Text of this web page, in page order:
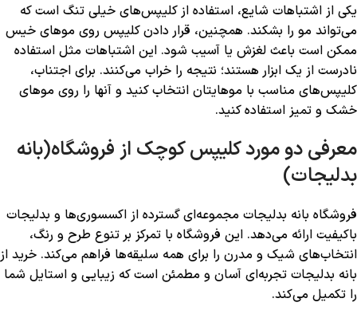
یکی از اشتباهات شایع، استفاده از کلیپس‌های خیلی تنگ است که
می‌تواند مو را بشکند. همچنین، قرار دادن کلیپس روی موهای خیس
ممکن است باعث لغزش یا آسیب شود. این اشتباهات مثل استفاده
نادرست از یک ابزار هستند؛ نتیجه را خراب می‌کنند. برای اجتناب،
کلیپس‌های مناسب با موهایتان انتخاب کنید و آنها را روی موهای
خشک و تمیز استفاده کنید.
معرفی دو مورد کلیپس کوچک از فروشگاه(بانه
بدلیجات)
فروشگاه بانه بدلیجات مجموعه‌ای گسترده از اکسسوری‌ها و بدلیجات
باکیفیت ارائه می‌دهد. این فروشگاه با تمرکز بر تنوع طرح و رنگ،
انتخاب‌های شیک و مدرن را برای همه سلیقه‌ها فراهم می‌کند. خرید از
بانه بدلیجات تجربه‌ای آسان و مطمئن است که زیبایی و استایل شما
را تکمیل می‌کند.